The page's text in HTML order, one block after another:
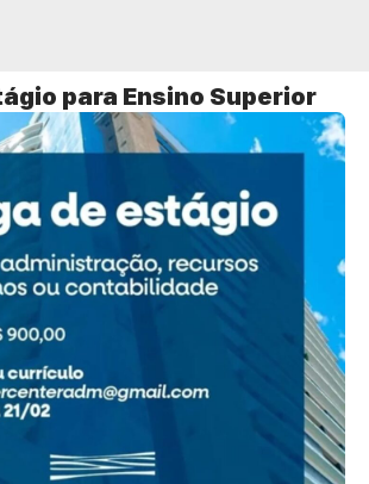
para Ensino Superior